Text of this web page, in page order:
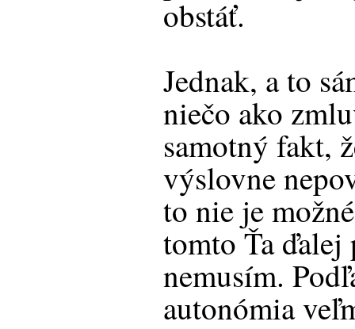
obstáť.
Jednak, a to
niečo ako
samotný fakt,
výslovne
to nie je
tomto Ťa ďalej
nemusím.
autonómia